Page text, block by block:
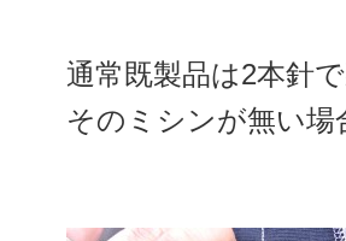
通常既製品は2本針
そのミシンが無い場